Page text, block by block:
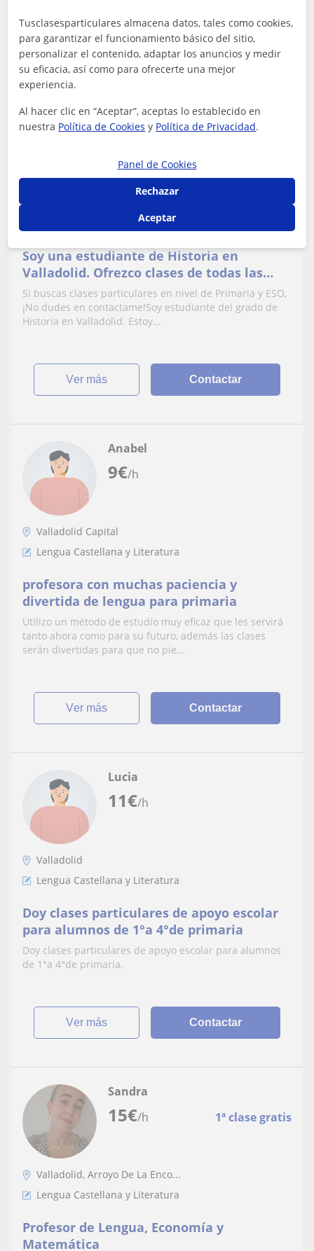
ver más Contactar
Beatriz
Lengua Castellana y Literatura
Soy una estudiante de Historia en
Valladolid. Ofrezco clases de todas las
materias en nivel de Primaria y ESO
Si buscas clases particulares en nivel de Primaria y ESO,
¡No dudes en contactame!Soy estudiante del grado de
Historia en Valladolid. Estoy...
ver más Contactar
9€/h
Anabel
Valladolid Capital
Lengua Castellana y Literatura
profesora con muchas paciencia y
divertida de lengua para primaria
Utilizo un método de estudio muy eficaz que les servirá
tanto ahora como para su futuro, además las clases
serán divertidas para que no pie...
ver más Contactar
11€/h
Lucia
Valladolid
Lengua Castellana y Literatura
Doy clases particulares de apoyo escolar
para alumnos de 1°a 4°de primaria
Doy clases particulares de apoyo escolar para alumnos
de 1°a 4°de primaria.
ver más Contactar
15€/h 1ª clase gratis
Sandra
Valladolid, Arroyo De La Enco...
Lengua Castellana y Literatura
Profesor de Lengua, Economía y
Matemática
Tusclasesparticulares almacena datos, tales como cookies,
para garantizar el funcionamiento básico del sitio,
personalizar el contenido, adaptar los anuncios y medir
su eficacia, así como para ofrecerte una mejor
experiencia.
Al hacer clic en “Aceptar”, aceptas lo establecido en
nuestra Política de Cookies y Política de Privacidad.
Panel de Cookies
Rechazar
Aceptar